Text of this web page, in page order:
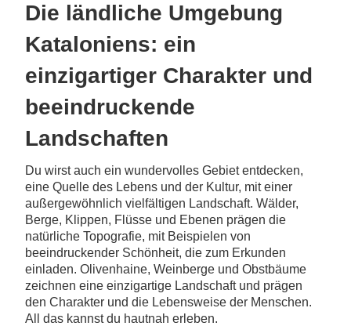
Die ländliche Umgebung
Kataloniens: ein
einzigartiger Charakter und
beeindruckende
Landschaften
Du wirst auch ein wundervolles Gebiet entdecken,
eine Quelle des Lebens und der Kultur, mit einer
außergewöhnlich vielfältigen Landschaft. Wälder,
Berge, Klippen, Flüsse und Ebenen prägen die
natürliche Topografie, mit Beispielen von
beeindruckender Schönheit, die zum Erkunden
einladen. Olivenhaine, Weinberge und Obstbäume
zeichnen eine einzigartige Landschaft und prägen
den Charakter und die Lebensweise der Menschen.
All das kannst du hautnah erleben.